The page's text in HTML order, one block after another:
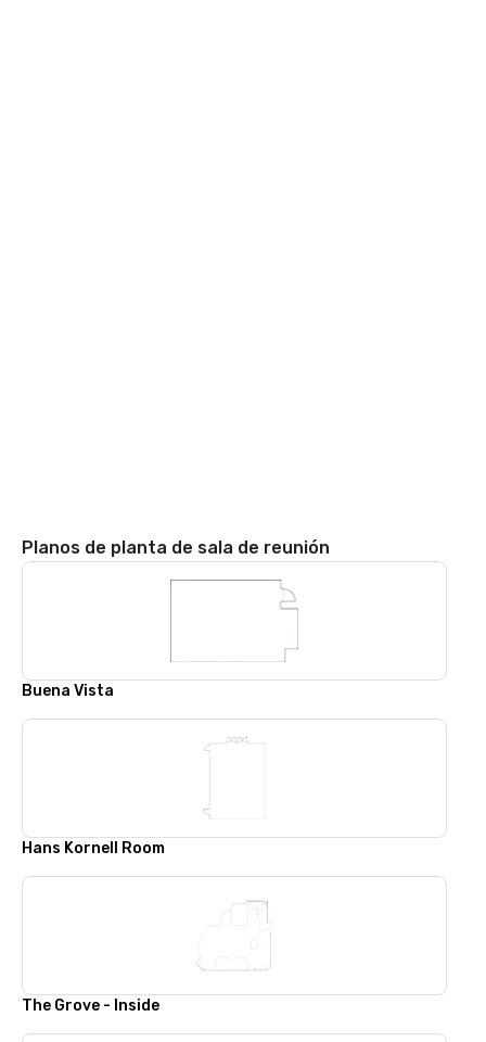
Planos de planta de sala de reunión
Buena Vista
Hans Kornell Room
The Grove - Inside